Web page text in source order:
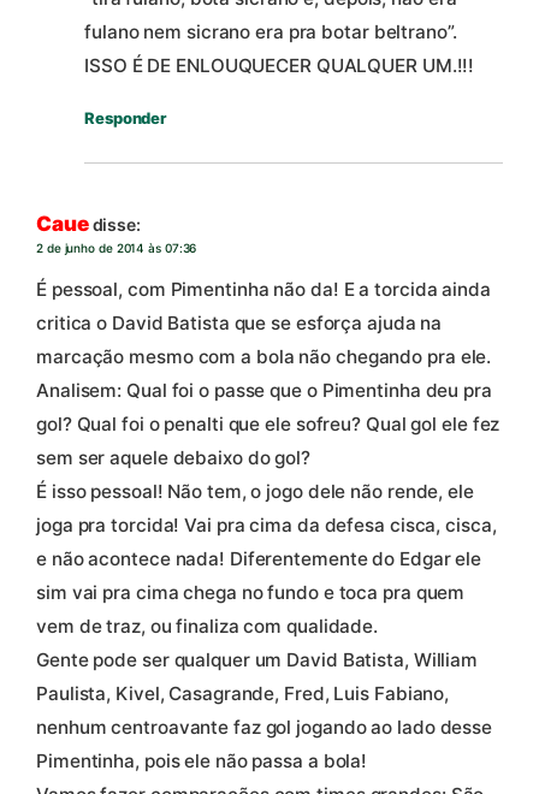
fulano nem sicrano era pra botar beltrano”.
ISSO É DE ENLOUQUECER QUALQUER UM.!!!
Responder
Cauedisse:
2 de junho de 2014 às 07:36
É pessoal, com Pimentinha não da! E a torcida ainda
critica o David Batista que se esforça ajuda na
marcação mesmo com a bola não chegando pra ele.
Analisem: Qual foi o passe que o Pimentinha deu pra
gol? Qual foi o penalti que ele sofreu? Qual gol ele fez
sem ser aquele debaixo do gol?
É isso pessoal! Não tem, o jogo dele não rende, ele
joga pra torcida! Vai pra cima da defesa cisca, cisca,
e não acontece nada! Diferentemente do Edgar ele
sim vai pra cima chega no fundo e toca pra quem
vem de traz, ou finaliza com qualidade.
Gente pode ser qualquer um David Batista, William
Paulista, Kivel, Casagrande, Fred, Luis Fabiano,
nenhum centroavante faz gol jogando ao lado desse
Pimentinha, pois ele não passa a bola!